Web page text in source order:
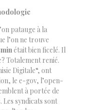
patauge à la
l’on ne trouve
était bien ficelé. Il
Totalement renié.
Digitale“, ont
le e-gov, l’open-
à portée de
Les syndicats sont